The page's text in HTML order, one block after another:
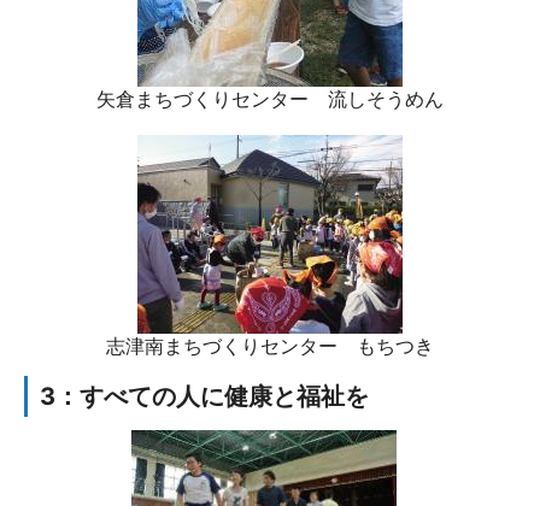
矢倉まちづくりセンター 流しそうめん
志津南まちづくりセンター もちつき
3：すべての人に健康と福祉を